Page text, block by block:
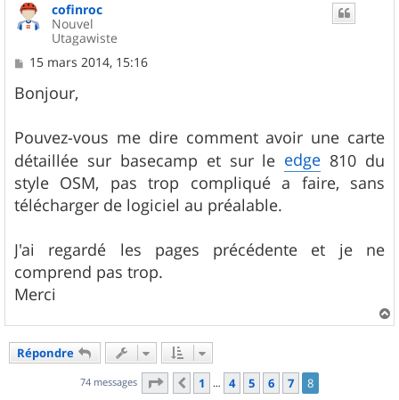
cofinroc
Nouvel
Utagawiste
M
s
s
g
e
15 mars 2014, 15:16
Bonjour,
Pouvez-vous me dire comment avoir une carte
détaillée sur basecamp et sur le edge 810 du
style OSM, pas trop compliqué a faire, sans
télécharger de logiciel au préalable.
J'ai regardé les pages précédente et je ne
comprend pas trop.
Merci
a
Répondre
74 messages Page 8sur 8
Précédent
1 … 4 5 6 7 8